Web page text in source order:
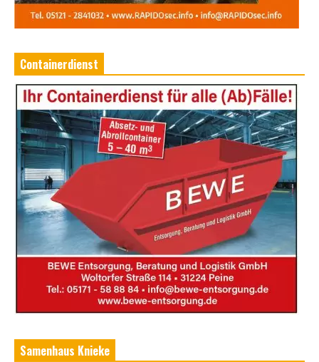
Containerdienst
Samenhaus Knieke